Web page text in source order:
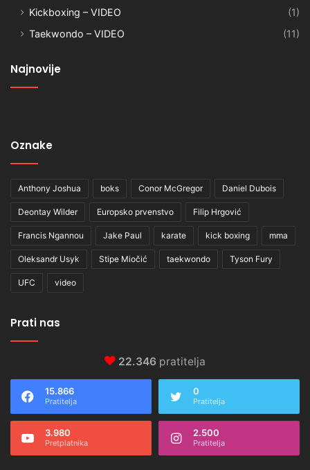
Kickboxing – VIDEO
(1)
Taekwondo – VIDEO
(11)
Najnovije
Oznake
Anthony Joshua boks Conor McGregor Daniel Dubois
Deontay Wilder Europsko prvenstvo Filip Hrgović
Francis Ngannou Jake Paul karate kick boxing mma
Oleksandr Usyk Stipe Miočić taekwondo Tyson Fury
UFC video
Prati nas
22.346 pratitelja
15.866
Pratitelja
0
Pratitelja
3.980
Pretplatnika
2.500
Pratitelja